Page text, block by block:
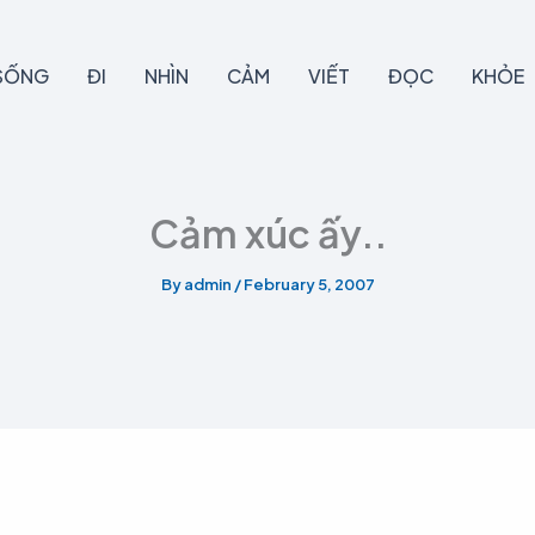
ĐI NHÌN CẢM VIẾT ĐỌC KHỎE
Cảm xúc ấy..
Byadmin /February 5, 2007